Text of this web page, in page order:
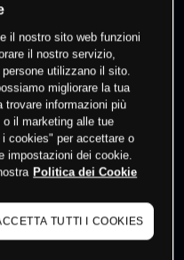
per vedere gli ultimi
latest market data
il nostro sito web funzioni
il nostro servizio,
utilizzano il sito.
migliorare la tua
trovare informazioni più
il marketing alle tue
cookies" per accettare o
impostazioni dei cookie.
Politica dei Cookie
TUTTI I COOKIES